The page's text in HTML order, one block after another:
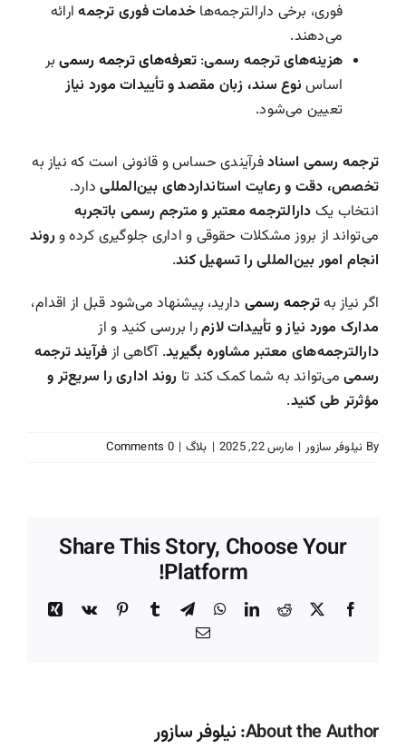
فوری، برخی دارالترجمه‌ها خدمات فوری ترجمهارائه
می‌دهند.
هزینه‌های ترجمه رسمی:تعرفه‌های ترجمه رسمیبر
اساس نوع سند، زبان مقصد و تأییدات مورد نیاز
تعیین می‌شود.
ترجمه رسمی اسنادفرآیندی حساس و قانونی است که نیاز به
تخصص، دقت و رعایت استانداردهای بین‌المللیدارد.
انتخاب یک دارالترجمه معتبر و مترجم رسمی باتجربه
می‌تواند از بروز مشکلات حقوقی و اداری جلوگیری کرده وروند
انجام امور بین‌المللی را تسهیل کند.
اگر نیاز بهترجمه رسمی دارید، پیشنهاد می‌شود قبل از اقدام،
مدارک مورد نیاز و تأییدات لازمرا بررسی کنید و از
دارالترجمه‌های معتبر مشاوره بگیرید. آگاهی از فرآیند ترجمه
رسمیمی‌تواند به شما کمک کند تا روند اداری را سریع‌تر و
مؤثرتر طی کنید.
By نیلوفر سازور | مارس 22, 2025 | بلاگ |
0 Comments
Share This Story, Choose Your
Platform!
Facebook
X
Reddit
LinkedIn
WhatsApp
Telegram
Tumblr
Pinterest
Vk
Xing
Email
About the Author: نیلوفر سازور